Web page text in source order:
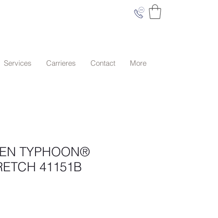
Services Carrieres Contact More
TYPHOON®
41151B